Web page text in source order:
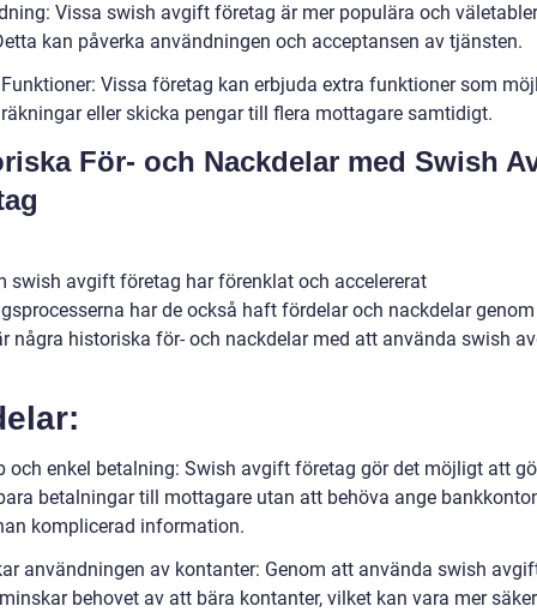
Vissa swish avgift företag är mer populära och
kan påverka användningen och acceptansen av tjänsten.
Vissa företag kan erbjuda extra funktioner som
eller skicka pengar till flera mottagare samtidigt.
För- och Nackdelar med Swish
swish avgift företag har förenklat och accelererat
har de också haft fördelar och nackdelar
några historiska för- och nackdelar med att använda swish
och enkel betalning: Swish avgift företag gör det möjligt att
betalningar till mottagare utan att behöva ange
komplicerad information.
användningen av kontanter: Genom att använda swish
behovet av att bära kontanter, vilket kan vara mer